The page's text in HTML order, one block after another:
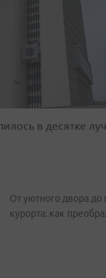
в десятке
От уютного двора
курорта: как